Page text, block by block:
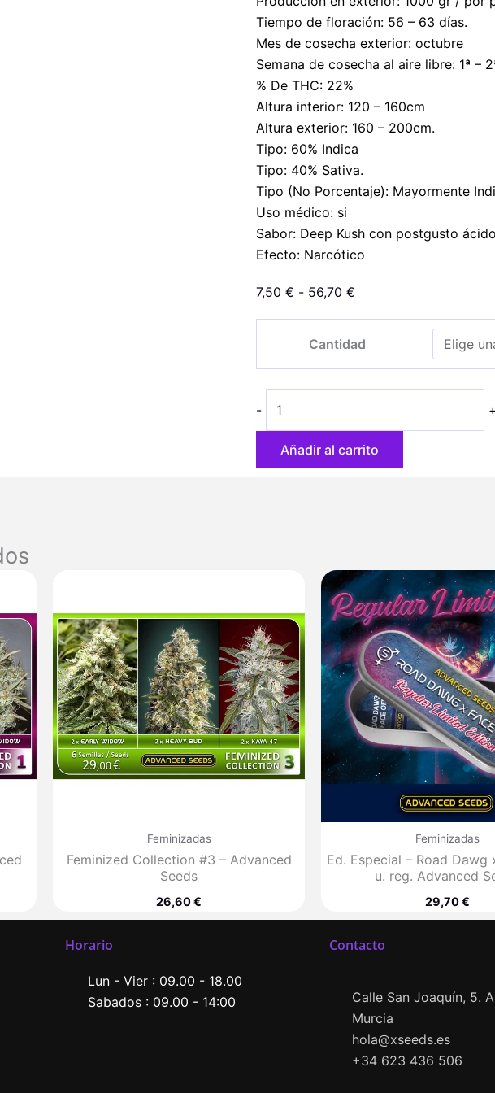
Tiempo de floración: 56 – 63 días.
Mes de cosecha exterior: octubre
Semana de cosecha al aire libre: 1ª –
% De THC: 22%
Altura interior: 120 – 160cm
Altura exterior: 160 – 200cm.
Tipo: 60% Indica
Tipo: 40% Sativa.
Tipo (No Porcentaje): Mayormente
Uso médico: si
Sabor: Deep Kush con postgusto
Efecto: Narcótico
7,50 € - 56,70 €Rango
desde
Cantidad
-
OG
cantidad
Añadir al carrito
Feminizadas
Feminized Collection #3 – Advanced
Seeds
26,60€
Feminizadas
Ed. Especial – Road Dawg
u. reg. Advanced
29,70€
Horario
Lun - Vier : 09.00 - 18.00
Sabados : 09.00 - 14:00
Contacto
Calle San Joaquín, 5.
Murcia
hola@xseeds.es
+34 623 436 506